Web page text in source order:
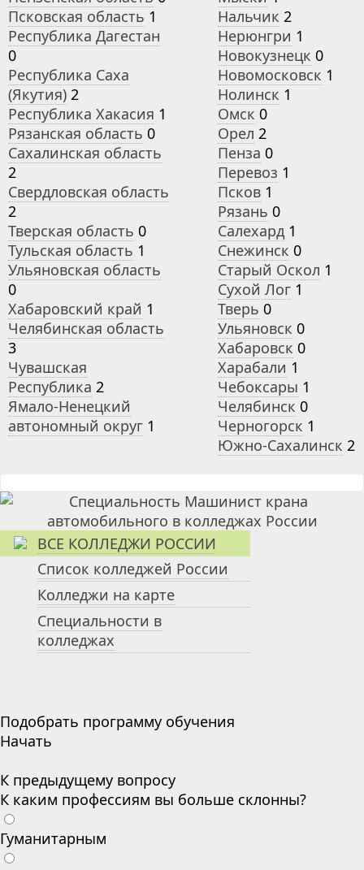
Псковская область 1
Республика Дагестан
0
Республика Саха
(Якутия) 2
Республика Хакасия 1
Рязанская область 0
Сахалинская область
2
Свердловская область
2
Тверская область 0
Тульская область 1
Ульяновская область
0
Хабаровский край 1
Челябинская область
3
Чувашская
Республика 2
Ямало-Ненецкий
автономный округ 1
Нальчик 2
Нерюнгри 1
Новокузнецк 0
Новомосковск 1
Нолинск 1
Омск 0
Орел 2
Пенза 0
Перевоз 1
Псков 1
Рязань 0
Салехард 1
Снежинск 0
Старый Оскол 1
Сухой Лог 1
Тверь 0
Ульяновск 0
Хабаровск 0
Харабали 1
Чебоксары 1
Челябинск 0
Черногорск 1
Южно-Сахалинск 2
ВСЕ КОЛЛЕДЖИ РОССИИ
Список колледжей России
Колледжи на карте
Специальности в
колледжах
Подобрать программу обучения
Начать
К предыдущему вопросу
К каким профессиям вы больше склонны?
Гуманитарным